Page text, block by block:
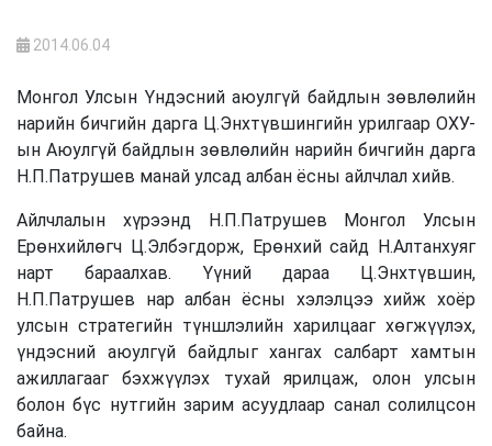
2014.06.04
Монгол Улсын Үндэсний аюулгүй байдлын зөвлөлийн
нарийн бичгийн дарга Ц.Энхтүвшингийн урилгаар ОХУ-
ын Аюулгүй байдлын зөвлөлийн нарийн бичгийн дарга
Н.П.Патрушев манай улсад албан ёсны айлчлал хийв.
Айлчлалын хүрээнд Н.П.Патрушев Монгол Улсын
Ерөнхийлөгч Ц.Элбэгдорж, Ерөнхий сайд Н.Алтанхуяг
нарт бараалхав. Үүний дараа Ц.Энхтүвшин,
Н.П.Патрушев нар албан ёсны хэлэлцээ хийж хоёр
улсын стратегийн түншлэлийн харилцааг хөгжүүлэх,
үндэсний аюулгүй байдлыг хангах салбарт хамтын
ажиллагааг бэхжүүлэх тухай ярилцаж, олон улсын
болон бүс нутгийн зарим асуудлаар санал солилцсон
байна.